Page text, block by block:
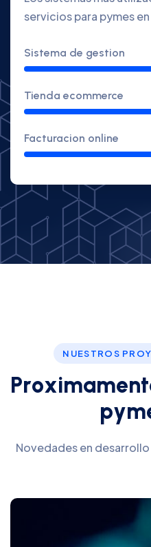
servicios para pymes
Sistema de gestion
Tienda ecommerce
Facturacion online
NUESTROS
Proximament
pym
Novedades en desarrollo